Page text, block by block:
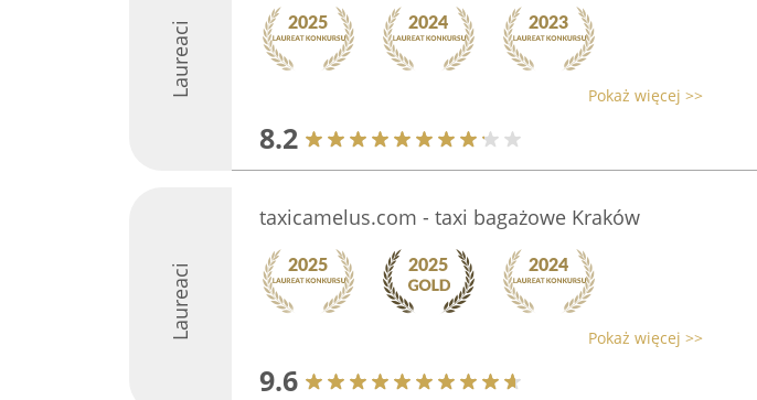
Laureaci Pokaż więcej >>
8.2
Laureaci
taxicamelus.com - taxi bagażowe Kraków
Pokaż więcej >>
9.6